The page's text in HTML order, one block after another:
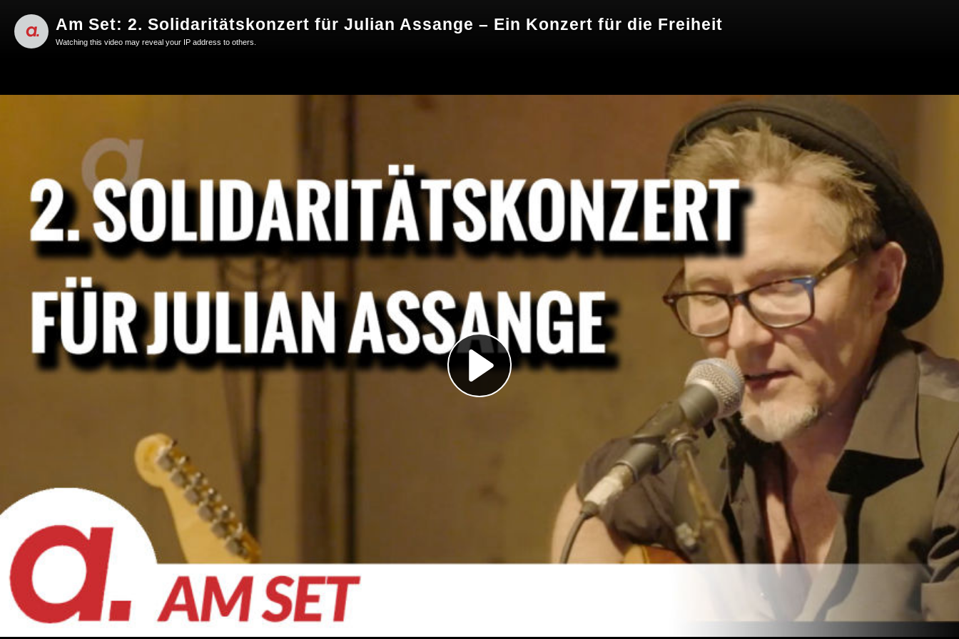
Play
Video
Am Set: 2. Solidaritätskonzert für Julian Assange – Ein Konzert für die Freiheit
Watching this video may reveal your IP address to others.